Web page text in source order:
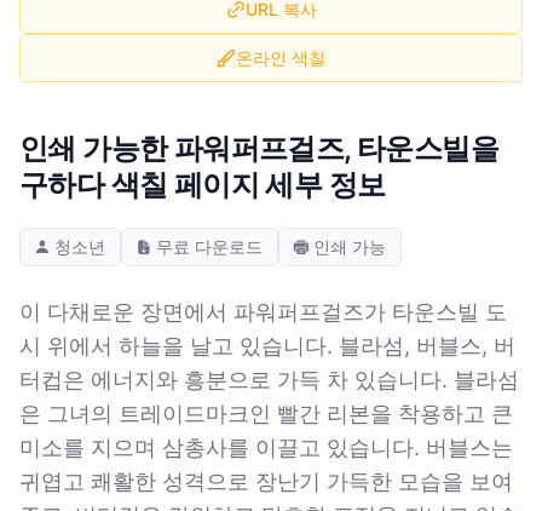
URL 복사
온라인 색칠
인쇄 가능한 파워퍼프걸즈, 타운스빌을
구하다 색칠 페이지 세부 정보
청소년 무료 다운로드 인쇄 가능
이 다채로운 장면에서 파워퍼프걸즈가 타운스빌 도
시 위에서 하늘을 날고 있습니다. 블라섬, 버블스, 버
터컵은 에너지와 흥분으로 가득 차 있습니다. 블라섬
은 그녀의 트레이드마크인 빨간 리본을 착용하고 큰
미소를 지으며 삼총사를 이끌고 있습니다. 버블스는
귀엽고 쾌활한 성격으로 장난기 가득한 모습을 보여